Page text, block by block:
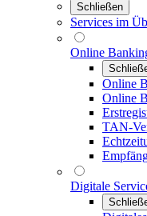
Schließen
Services im
Online
Online
Online
TAN-
Digitale